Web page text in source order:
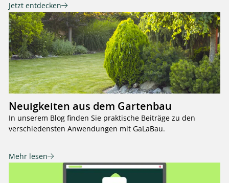
Jetzt entdecken
Neuigkeiten aus dem Gartenbau
In unserem Blog finden Sie praktische Beiträge zu den
verschiedensten Anwendungen mit GaLaBau.
Mehr lesen